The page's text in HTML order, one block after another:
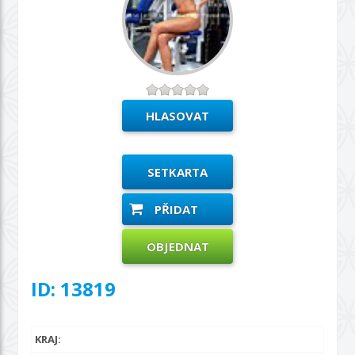
SETKARTA
PŘIDAT
OBJEDNAT
ID: 13819
KRAJ: